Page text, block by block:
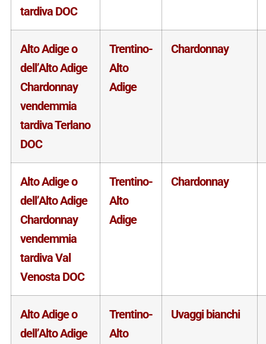
tardiva DOC
Alto Adige o
dell’Alto Adige
Chardonnay
vendemmia
tardiva Terlano
DOC
Trentino-
Alto
Adige
Chardonnay
Alto Adige o
dell’Alto Adige
Chardonnay
vendemmia
tardiva Val
Venosta DOC
Trentino-
Alto
Adige
Chardonnay
Alto Adige o
dell’Alto Adige
Trentino-
Alto
Uvaggi bianchi